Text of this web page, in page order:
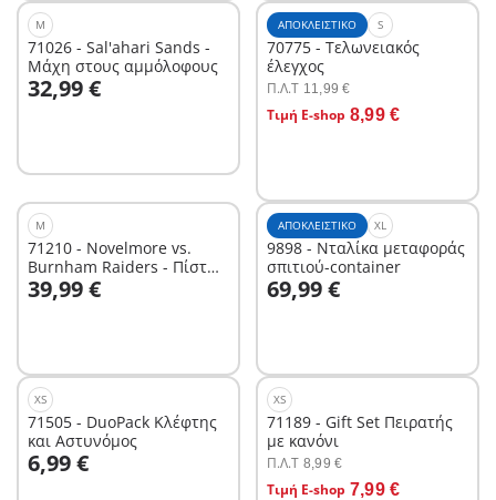
M
71026 - Sal'ahari Sands -
Μάχη στους αμμόλοφους
32,99 €
Στο καλάθι
ΑΠΟΚΛΕΙΣΤΙΚΌ S
70775 - Τελωνειακός
έλεγχος
Π.Λ.T 11,99 €
Τιμή E-shop 8,99 €
Στο καλάθι
M
71210 - Novelmore vs.
Burnham Raiders - Πίστα
μάχης
39,99 €
Στο καλάθι
ΑΠΟΚΛΕΙΣΤΙΚΌ XL
9898 - Νταλίκα μεταφοράς
σπιτιού-container
69,99 €
Στο καλάθι
XS
71505 - DuoPack Κλέφτης
και Αστυνόμος
6,99 €
Στο καλάθι
XS
71189 - Gift Set Πειρατής
με κανόνι
Π.Λ.T 8,99 €
Τιμή E-shop 7,99 €
Στο καλάθι